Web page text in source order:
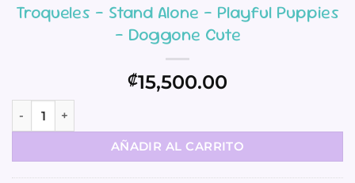
Troqueles – Stand Alone – Playful Puppies
– Doggone Cute
₡15,500.00
Troqueles - Stand Alone - Playful Puppies - Doggone Cute
AÑADIR AL CARRITO